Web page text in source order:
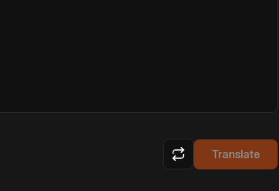
Translate